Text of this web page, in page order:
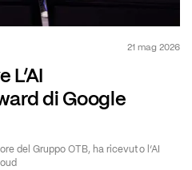
21 mag 2026
L’AI
di Google
del Gruppo OTB, ha ricevuto l’AI